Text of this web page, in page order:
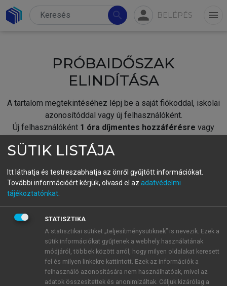
search person BELÉPÉS menu
PRÓBAIDŐSZAK
ELINDÍTÁSA
A tartalom megtekintéséhez lépj be a saját fiókoddal, iskolai
azonosítóddal vagy új felhasználóként.
Új felhasználóként 1 óra díjmentes hozzáférésre vagy
fiókoddal,vagy hozz létre új fiókot.
A regisztráció után apróbaidőszakautomatikusan
BELÉPÉS SAJÁT FIÓKKAL
ÚJ FIÓK LÉTREHOZÁSA
1 óra díjmentes hozzáférés
SÜTIK LISTÁJA
Itt láthatja és testreszabhatja az önről gyűjtött információkat.
További információért kérjük, olvasd el az adatvédelmi
tájékoztatónkat
STATISZTIKA
A statisztikai sütiket „teljesítménysütiknek” is nevezik. Ezek a
sütik információkat gyűjtenek a webhely használatának
módjáról, többek között arról, hogy milyen oldalakat keresett
fel és milyen linkekre kattintott. Ezek az információk a
felhasználó azonosítására nem használhatóak, mivel az
adatok összesítettek és anonimizáltak. Céljuk kizárólag a